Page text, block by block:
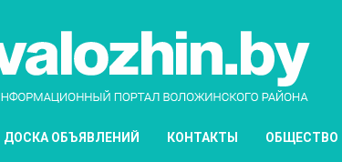
ДОСКА ОБЪЯВЛЕНИЙ КОНТАКТЫ ОБЩЕСТВО